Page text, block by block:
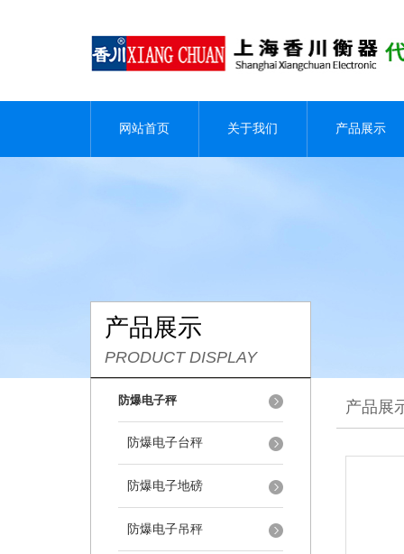
网站首页 关于我们 产品展示
产品展示
PRODUCT DISPLAY
防爆电子秤
防爆电子台秤
防爆电子地磅
防爆电子吊秤
产品展